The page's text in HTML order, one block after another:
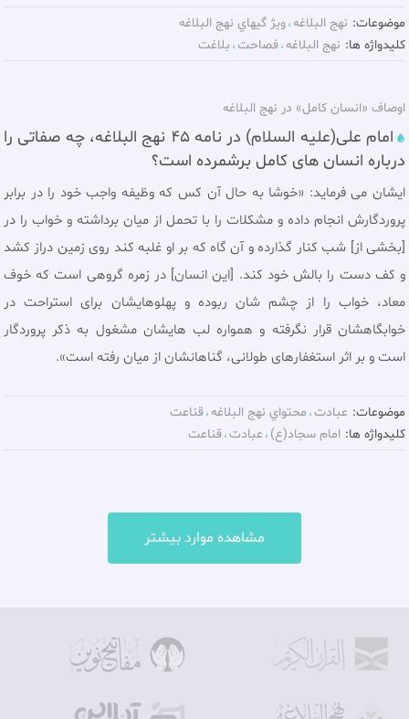
موضوعات: نهج البلاغه ويژ گيهاي نهج البلاغه
کلیدواژه ها: نهج البلاغه فصاحت بلاغت
اوصاف «انسان کامل» در نهج البلاغه
امام علی(عليه السلام) در نامه 45 نهج البلاغه، چه صفاتی را
درباره انسان هاى كامل برشمرده است؟
ایشان مى فرمايد: «خوشا به حال آن كس كه وظيفه واجب خود را در برابر
پروردگارش انجام داده و مشكلات را با تحمل از ميان برداشته و خواب را در
[بخشى از] شب كنار گذارده و آن گاه كه بر او غلبه كند روى زمين دراز كشد
و كف دست را بالش خود كند. [اين انسان] در زمره گروهى است كه خوف
معاد، خواب را از چشم شان ربوده و پهلوهايشان براى استراحت در
خوابگاهشان قرار نگرفته و همواره لب هايشان مشغول به ذكر پروردگار
است و بر اثر استغفارهاى طولانى، گناهانشان از ميان رفته است».
موضوعات: عبادت محتواي نهج البلاغه قناعت
کلیدواژه ها: امام سجاد(ع) عبادت قناعت
مشاهده موارد بیشتر